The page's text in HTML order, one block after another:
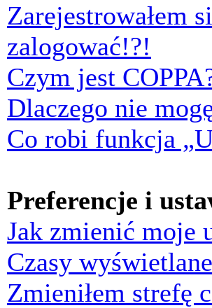
Zarejestrowałem
zalogować!?!
Czym jest
Dlaczego nie
Co robi funkcja
Preferencje i
Jak zmienić moje
Czasy
Zmieniłem strefę